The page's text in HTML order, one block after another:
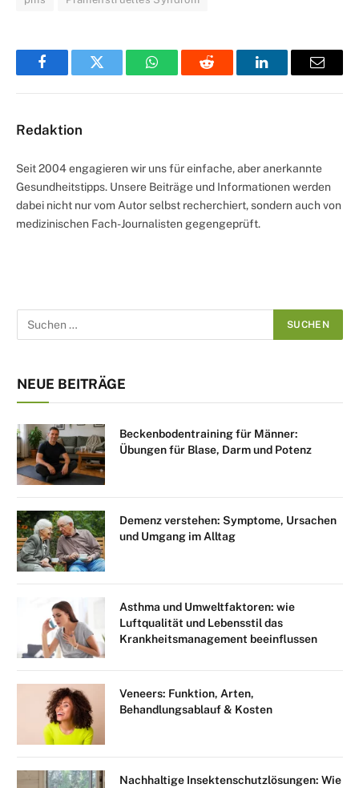
FacebookTwitter WhatsAppReddit LinkedInEmail
Redaktion
Seit 2004 engagieren wir uns für einfache, aber anerkannte
Gesundheitstipps. Unsere Beiträge und Informationen werden
dabei nicht nur vom Autor selbst recherchiert, sondern auch von
medizinischen Fach-Journalisten gegengeprüft.
NEUE BEITRÄGE
Beckenbodentraining für Männer:
Übungen für Blase, Darm und Potenz
Demenz verstehen: Symptome, Ursachen
und Umgang im Alltag
Asthma und Umweltfaktoren: wie
Luftqualität und Lebensstil das
Krankheitsmanagement beeinflussen
Veneers: Funktion, Arten,
Behandlungsablauf & Kosten
Nachhaltige Insektenschutzlösungen: Wie